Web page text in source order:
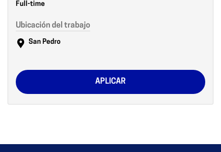
Full-time
Ubicación del trabajo
San Pedro
APLICAR